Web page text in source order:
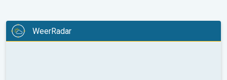
WeerRadar